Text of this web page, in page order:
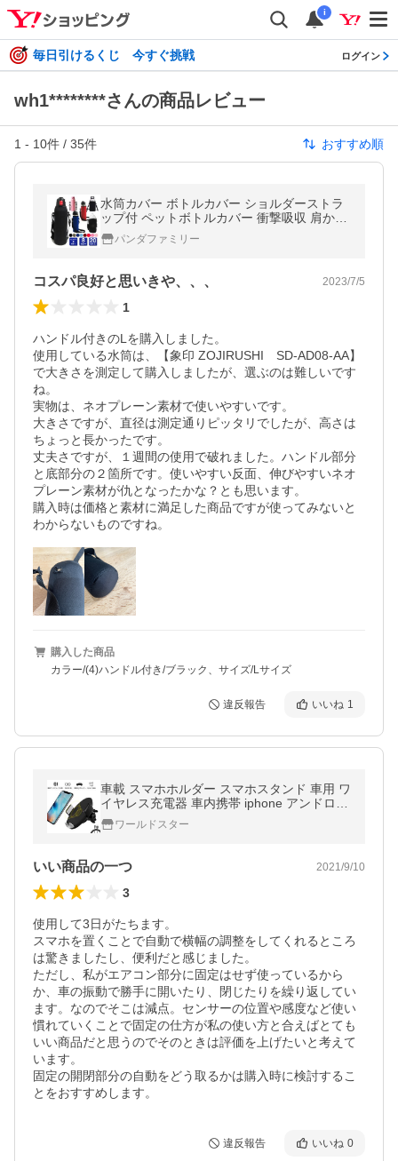
i
毎日引けるくじ 今すぐ挑戦 ログイン
wh1********さんの商品レビュー
1 - 10件 / 35件 おすすめ順
水筒カバー ボトルカバー ショルダーストラ
ップ付 ペットボトルカバー 衝撃吸収 肩かけ
洗濯機で洗える キズ防止 480ml 500ml 600
ml 800ml 1L 1.5L 2L
パンダファミリー
コスパ良好と思いきや、、、 2023/7/5
1
ハンドル付きのLを購入しました。
使用している水筒は、【象印 ZOJIRUSHI　SD-AD08-AA】
で大きさを測定して購入しましたが、選ぶのは難しいです
ね。
実物は、ネオプレーン素材で使いやすいです。
大きさですが、直径は測定通りピッタリでしたが、高さは
ちょっと長かったです。
丈夫さですが、１週間の使用で破れました。ハンドル部分
と底部分の２箇所です。使いやすい反面、伸びやすいネオ
プレーン素材が仇となったかな？とも思います。
購入時は価格と素材に満足した商品ですが使ってみないと
わからないものですね。
購入した商品
カラー/(4)ハンドル付き/ブラック、サイズ/Lサイズ
違反報告 いいね 1
車載 スマホホルダー スマホスタンド 車用 ワ
イヤレス充電器 車内携帯 iphone アンドロイ
ド ホルダー 車載 無線充電 カーチャージャー
ワールドスター
いい商品の一つ 2021/9/10
3
使用して3日がたちます。
スマホを置くことで自動で横幅の調整をしてくれるところ
は驚きましたし、便利だと感じました。
ただし、私がエアコン部分に固定はせず使っているから
か、車の振動で勝手に開いたり、閉じたりを繰り返してい
ます。なのでそこは減点。センサーの位置や感度など使い
慣れていくことで固定の仕方が私の使い方と合えばとても
いい商品だと思うのでそのときは評価を上げたいと考えて
います。
固定の開閉部分の自動をどう取るかは購入時に検討するこ
とをおすすめします。
違反報告 いいね 0